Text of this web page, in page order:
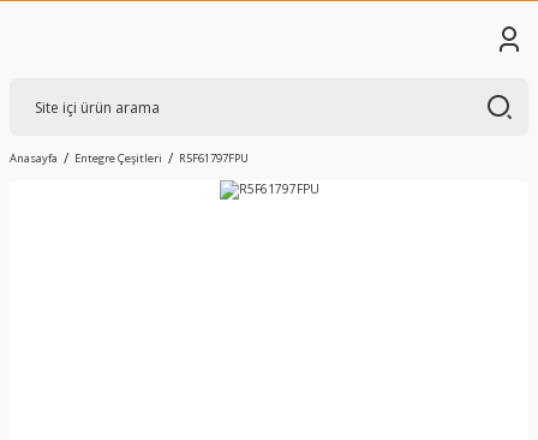
Anasayfa Entegre Çeşitleri R5F61797FPU